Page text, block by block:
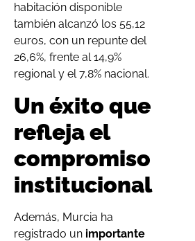
habitación disponible
también alcanzó los 55,12
euros, con un repunte del
26,6%, frente al 14,9%
regional y el 7,8% nacional.
Un éxito que
refleja el
compromiso
institucional
Además, Murcia ha
registrado un importante